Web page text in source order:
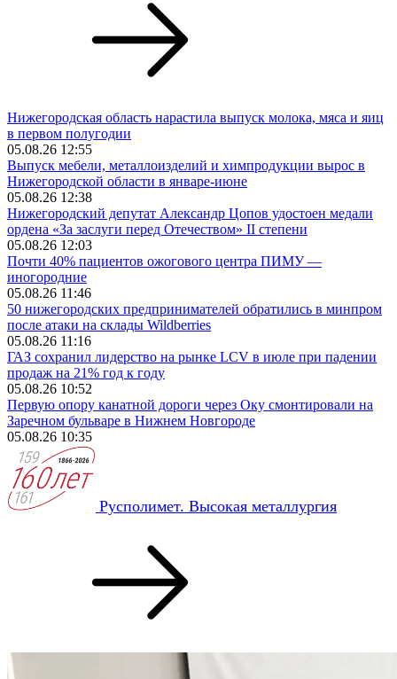
Нижегородская область нарастила выпуск молока, мяса и яиц
в первом полугодии
05.08.26 12:55
Выпуск мебели, металлоизделий и химпродукции вырос в
Нижегородской области в январе-июне
05.08.26 12:38
Нижегородский депутат Александр Цопов удостоен медали
ордена «За заслуги перед Отечеством» II степени
05.08.26 12:03
Почти 40% пациентов ожогового центра ПИМУ —
иногородние
05.08.26 11:46
50 нижегородских предпринимателей обратились в минпром
после атаки на склады Wildberries
05.08.26 11:16
ГАЗ сохранил лидерство на рынке LCV в июле при падении
продаж на 21% год к году
05.08.26 10:52
Первую опору канатной дороги через Оку смонтировали на
Заречном бульваре в Нижнем Новгороде
05.08.26 10:35
Русполимет. Высокая металлургия